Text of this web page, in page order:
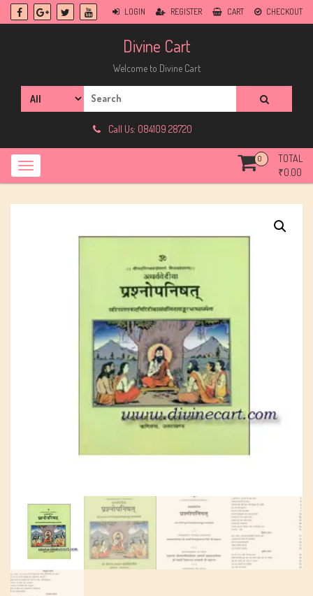
Skip
LOGIN REGISTER CART CHECKOUT
Divine Cart
Welcome to Divine Cart
for:
Call Us: 084109 28720
0
TOTAL
₹0.00